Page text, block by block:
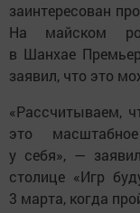
заинтересован
На майском
в Шанхае
заявил, что это
«Рассчитываем,
это
у себя», —
столице «Игр
3 марта, когда